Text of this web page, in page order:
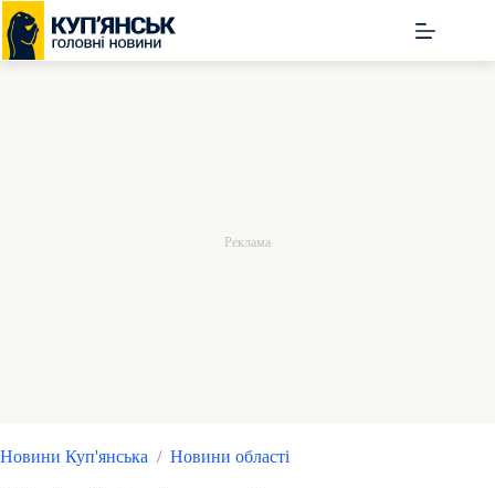
Перейти
до
вмісту
Новини Куп'янська / Новини області